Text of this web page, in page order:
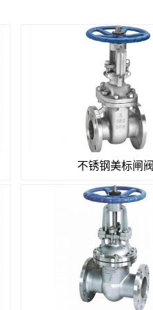
不锈钢美标闸阀